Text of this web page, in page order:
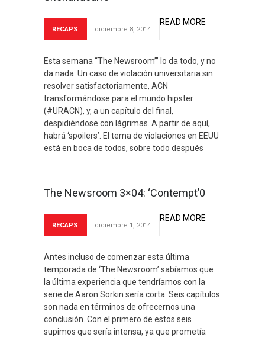
RECAPS diciembre 8, 2014
Esta semana “The Newsroom’” lo da todo, y no
da nada. Un caso de violación universitaria sin
resolver satisfactoriamente, ACN
transformándose para el mundo hipster
(#URACN), y, a un capítulo del final,
despidiéndose con lágrimas. A partir de aquí,
habrá ‘spoilers’. El tema de violaciones en EEUU
está en boca de todos, sobre todo después
READ MORE
The Newsroom 3×04: ‘Contempt’0
RECAPS diciembre 1, 2014
Antes incluso de comenzar esta última
temporada de ‘The Newsroom’ sabíamos que
la última experiencia que tendríamos con la
serie de Aaron Sorkin sería corta. Seis capítulos
son nada en términos de ofrecernos una
conclusión. Con el primero de estos seis
supimos que sería intensa, ya que prometía
READ MORE